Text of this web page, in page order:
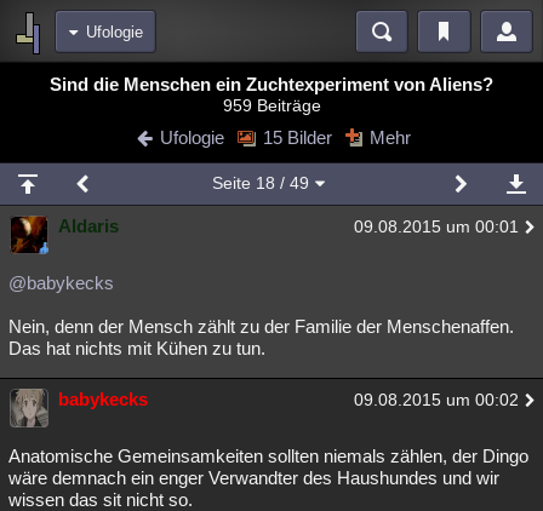
Ufologie
Bereiche
Blogs Videos
Chat Wiki Neuigkeiten
meine Rubriken
Menschen Mystery Kriminalfälle
Spiritualität
Natur Umfragen Unterhaltung
Philosophie Träume Literatur
Astronomie Helpdesk Gruppen Gaming Filme
Musik Clash Verbesserungen
Sind die Menschen ein Zuchtexperiment von Aliens?
959 Beiträge
Ufologie 15 Bilder Mehr
Seite 18 / 49
Aldaris 09.08.2015 um 00:01
@babykecks
Nein, denn der Mensch zählt zu der Familie der Menschenaffen.
Das hat nichts mit Kühen zu tun.
babykecks 09.08.2015 um 00:02
Anatomische Gemeinsamkeiten sollten niemals zählen, der Dingo
wäre demnach ein enger Verwandter des Haushundes und wir
wissen das sit nicht so.